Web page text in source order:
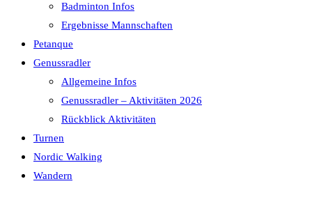
Badminton Infos
Ergebnisse Mannschaften
Petanque
Genussradler
Allgemeine Infos
Genussradler – Aktivitäten 2026
Rückblick Aktivitäten
Turnen
Nordic Walking
Wandern